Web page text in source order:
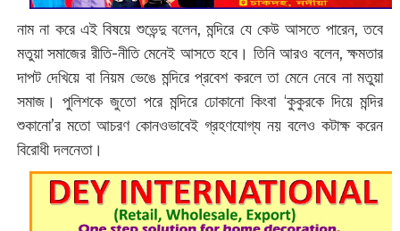
নাম না করে এই বিষয়ে শুভেন্দু বলেন, মন্দিরে যে কেউ আসতে পারেন, তবে
মতুয়া সমাজের রীতি-নীতি মেনেই আসতে হবে। তিনি আরও বলেন, ক্ষমতার
দাপট দেখিয়ে বা নিয়ম ভেঙে মন্দিরে প্রবেশ করলে তা মেনে নেবে না মতুয়া
সমাজ। পুলিশকে জুতো পরে মন্দিরে ঢোকানো কিংবা ‘কুকুরকে দিয়ে মন্দির
শুকানো’র মতো আচরণ কোনওভাবেই গ্রহণযোগ্য নয় বলেও কটাক্ষ করেন
বিরোধী দলনেতা।